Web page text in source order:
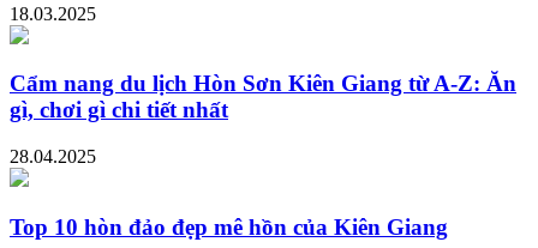
18.03.2025
Cẩm nang du lịch Hòn Sơn Kiên Giang từ A-Z: Ăn
gì, chơi gì chi tiết nhất
28.04.2025
Top 10 hòn đảo đẹp mê hồn của Kiên Giang